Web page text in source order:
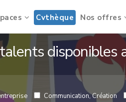
Cvthèque Nos offres
Communication, Création